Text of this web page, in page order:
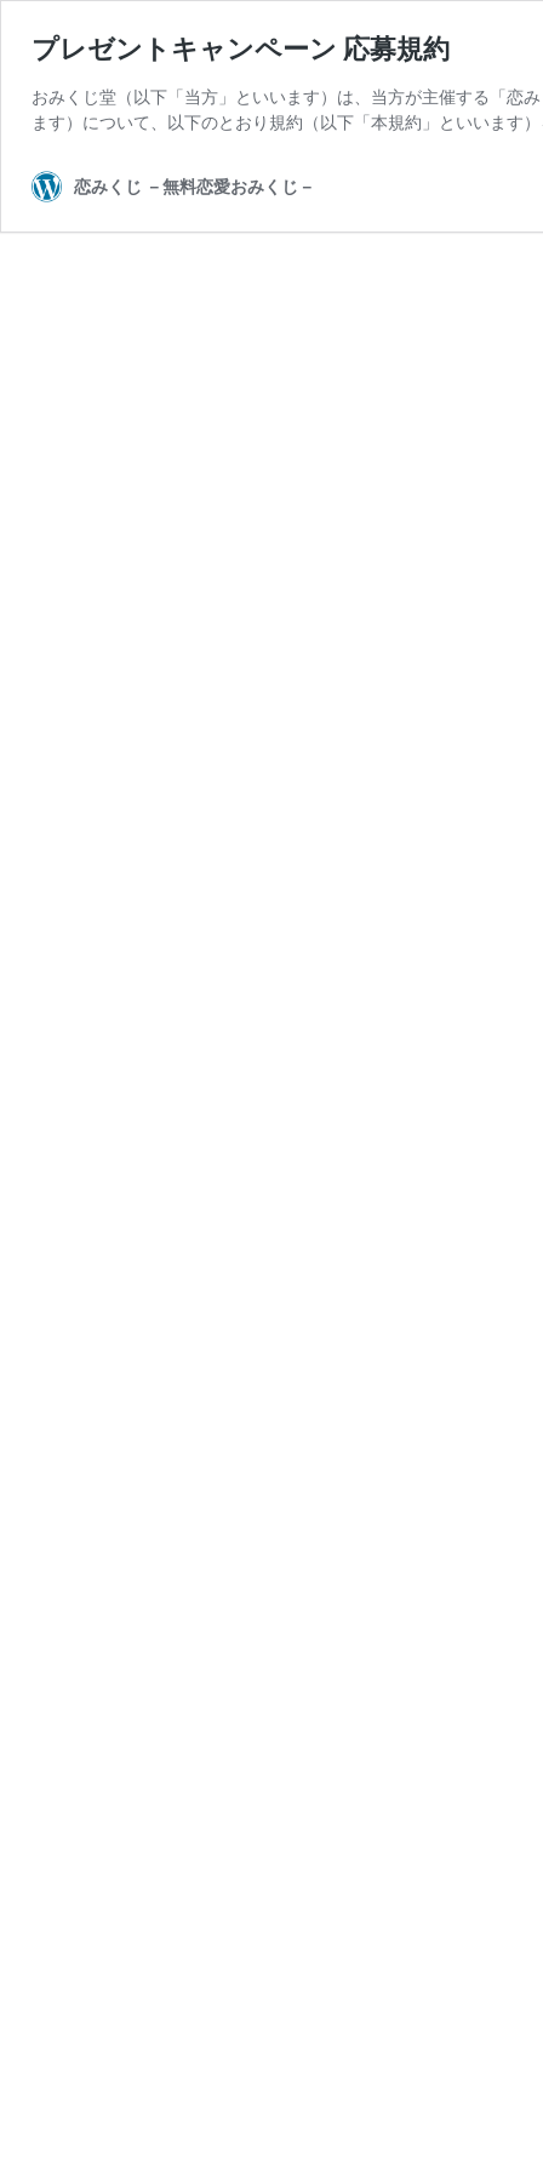
プレゼントキャンペーン 応募規約
おみくじ堂（以下「当方」といいます）は、当方が主催する「恋
ます）について、以下のとおり規約（以下「本規約」といいます
恋みくじ －無料恋愛おみくじ－